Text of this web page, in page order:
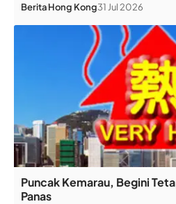
BeritaHong Kong31 Jul 2026
Puncak Kemarau, Begini
Panas